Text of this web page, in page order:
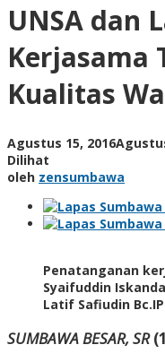
UNSA dan
Kerjasama
Kualitas
Agustus 15, 2016
Dilihat
oleh zensumbawa
Penatanganan
Syaifuddin
Latif Safiudin Bc.IP
SUMBAWA BESAR, SR